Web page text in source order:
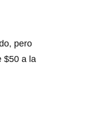
pero
$50 a la